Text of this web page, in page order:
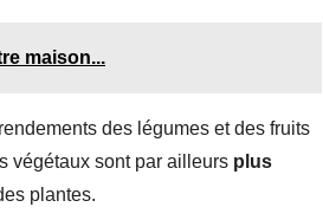
maison...
des légumes et des fruits
végétaux sont par ailleurs plus
plantes.